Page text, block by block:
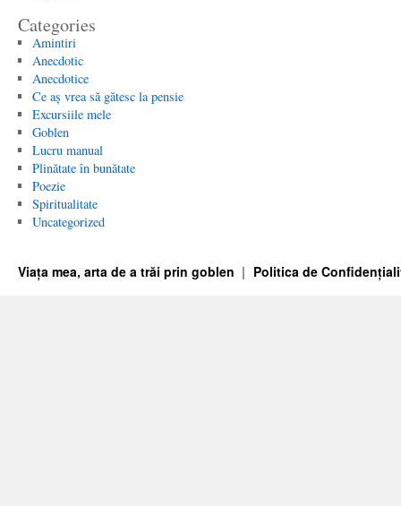
Categories
Amintiri
Anecdotic
Anecdotice
Ce aș vrea să gătesc la pensie
Excursiile mele
Goblen
Lucru manual
Plinătate în bunătate
Poezie
Spiritualitate
Uncategorized
Viața mea, arta de a trăi prin goblen Politica de